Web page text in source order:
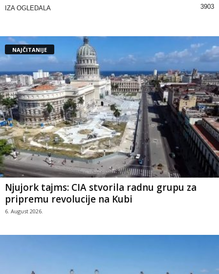
IZA OGLEDALA 3903
NAJČITANIJE
Njujork tajms: CIA stvorila radnu grupu za
pripremu revolucije na Kubi
6. August 2026.